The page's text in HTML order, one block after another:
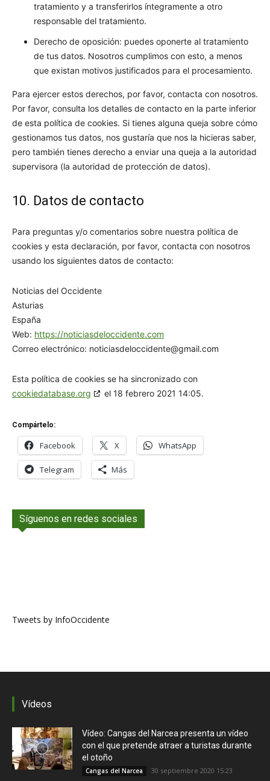
tratamiento y a transferirlos íntegramente a otro
responsable del tratamiento.
Derecho de oposición: puedes oponerte al tratamiento
de tus datos. Nosotros cumplimos con esto, a menos
que existan motivos justificados para el procesamiento.
Para ejercer estos derechos, por favor, contacta con nosotros.
Por favor, consulta los detalles de contacto en la parte inferior
de esta política de cookies. Si tienes alguna queja sobre cómo
gestionamos tus datos, nos gustaría que nos la hicieras saber,
pero también tienes derecho a enviar una queja a la autoridad
supervisora (la autoridad de protección de datos).
10. Datos de contacto
Para preguntas y/o comentarios sobre nuestra política de
cookies y esta declaración, por favor, contacta con nosotros
usando los siguientes datos de contacto:
Noticias del Occidente
Asturias
España
Web: https://noticiasdeloccidente.com
Correo electrónico: noticiasdeloccidente@gmail.com
Esta política de cookies se ha sincronizado con
cookiedatabase.org
el 18 febrero 2021 14:05.
Compártelo:
Facebook X WhatsApp
Telegram Más
Síguenos en redes sociales
Tweets by InfoOccidente
Vídeos
Vídeo: Cangas del Narcea presenta un vídeo
con el que pretende atraer a turistas durante
el otoño
Cangas del Narcea 30 septiembre 2020 15:23